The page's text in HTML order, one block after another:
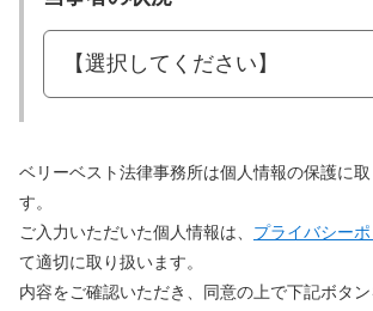
ベリーベスト法律事務所は個人情報の保護に
す。
ご入力いただいた個人情報は、 プライバシー
て適切に取り扱います。
内容をご確認いただき、同意の上で下記ボタ